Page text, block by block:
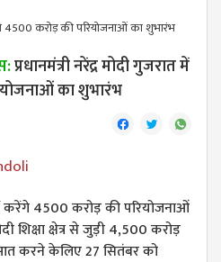
4500 करोड़ की परियोजनाओं का शुभारंभ
प्रधानमंत्री नरेंद्र मोदी गुजरात में
का शुभारंभ
में करेंगे 4500 करोड़ की परियोजनाओं
शिक्षा क्षेत्र से जुड़ी 4,500 करोड़
करने केलिए 27 सितंबर को